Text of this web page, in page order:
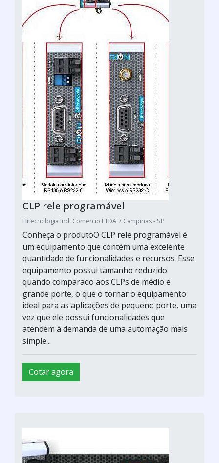
CLP rele programável
Hitecnologia Ind. Comercio LTDA. / Campinas - SP
Conheça o produtoO CLP rele programável é
um equipamento que contém uma excelente
quantidade de funcionalidades e recursos. Esse
equipamento possui tamanho reduzido
quando comparado aos CLPs de médio e
grande porte, o que o tornar o equipamento
ideal para as aplicações de pequeno porte, uma
vez que ele possui funcionalidades que
atendem à demanda de uma automação mais
simple...
Cotar agora